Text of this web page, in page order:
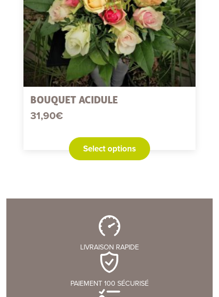
BOUQUET ACIDULE
31,90€
Select options
LIVRAISON RAPIDE
PAIEMENT 100 SÉCURISÉ